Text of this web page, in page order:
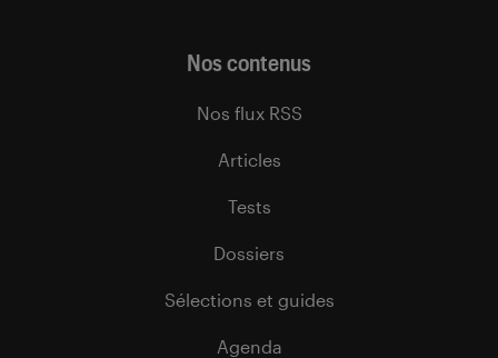
Nos contenus
Nos flux RSS
Articles
Tests
Dossiers
Sélections et guides
Agenda